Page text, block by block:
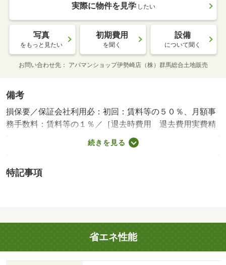
実際に物件を見学 したい
写真
をもっと見たい
初期費用
を聞く
設備
について聞く
お問い合わせ先 アパマンショップ伊勢崎店（株）群馬総合土地販売
備考
損保要／保証会社利用必：初回：賃料等の５０％、月額事
務手数料：賃料等の１％／［退去時費用 退去費用実費精
算※故意・過失等別途実費］安心ライフサポート ５００
円 保証会社：ジャックス／エアコン／シャワー付洗面台
ステムキッチン／追焚機能浴室／温水洗浄便座／洗面所独
で６００ｍ／ミスターマックス伊勢崎店（ショッピングセ
ンター）まで６６３ｍ／ベイシア西部モール店（ショッピ
ングセンター）まで９５２ｍ／宮子東公園（公園）まで６
６３ｍ／伊勢崎市立宮郷小学校（小学校）まで１６１０ｍ
続きを見る
特記事項
省エネ性能